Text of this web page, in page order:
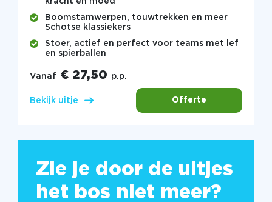
Boomstamwerpen, touwtrekken en meer
Schotse klassiekers
Stoer, actief en perfect voor teams met lef
en spierballen
Vanaf € 27,50 p.p.
Bekijk uitje Offerte
Zie je door de uitjes
het bos niet meer?